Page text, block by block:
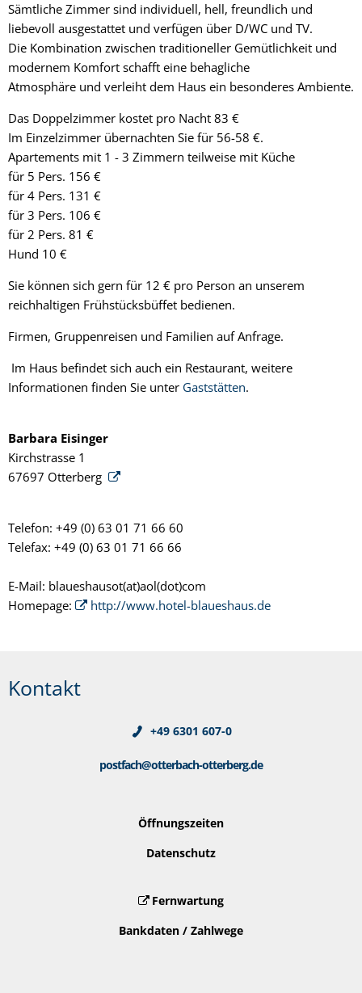
Sämtliche Zimmer sind individuell, hell, freundlich und
liebevoll ausgestattet und verfügen über D/WC und TV.
Die Kombination zwischen traditioneller Gemütlichkeit und
modernem Komfort schafft eine behagliche
Atmosphäre und verleiht dem Haus ein besonderes Ambiente.
Das Doppelzimmer kostet pro Nacht 83 €
Im Einzelzimmer übernachten Sie für 56-58 €.
Apartements mit 1 - 3 Zimmern teilweise mit Küche
für 5 Pers. 156 €
für 4 Pers. 131 €
für 3 Pers. 106 €
für 2 Pers. 81 €
Hund 10 €
Sie können sich gern für 12 € pro Person an unserem
reichhaltigen Frühstücksbüffet bedienen.
Firmen, Gruppenreisen und Familien auf Anfrage.
Im Haus befindet sich auch ein Restaurant, weitere
Informationen finden Sie unter Gaststätten.
Barbara Eisinger
Kirchstrasse 1
67697 Otterberg
Telefon: +49 (0) 63 01 71 66 60
Telefax: +49 (0) 63 01 71 66 66
E-Mail: blaueshausot(at)aol(dot)com
Homepage:
http://www.hotel-blaueshaus.de
Kontakt
+49 6301 607-0
postfach@otterbach-otterberg.de
Öffnungszeiten
Datenschutz
Fernwartung
Bankdaten / Zahlwege